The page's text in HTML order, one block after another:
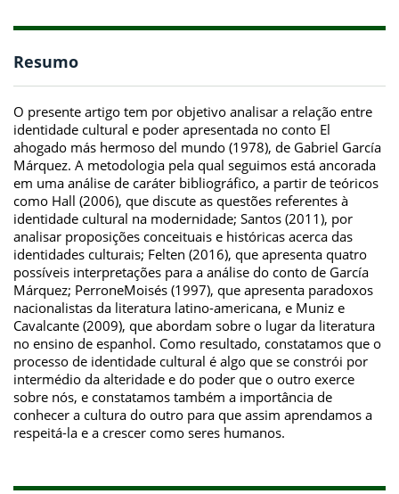
Resumo
O presente artigo tem por objetivo analisar a relação entre
identidade cultural e poder apresentada no conto El
ahogado más hermoso del mundo (1978), de Gabriel García
Márquez. A metodologia pela qual seguimos está ancorada
em uma análise de caráter bibliográfico, a partir de teóricos
como Hall (2006), que discute as questões referentes à
identidade cultural na modernidade; Santos (2011), por
analisar proposições conceituais e históricas acerca das
identidades culturais; Felten (2016), que apresenta quatro
possíveis interpretações para a análise do conto de García
Márquez; PerroneMoisés (1997), que apresenta paradoxos
nacionalistas da literatura latino-americana, e Muniz e
Cavalcante (2009), que abordam sobre o lugar da literatura
no ensino de espanhol. Como resultado, constatamos que o
processo de identidade cultural é algo que se constrói por
intermédio da alteridade e do poder que o outro exerce
sobre nós, e constatamos também a importância de
conhecer a cultura do outro para que assim aprendamos a
respeitá-la e a crescer como seres humanos.